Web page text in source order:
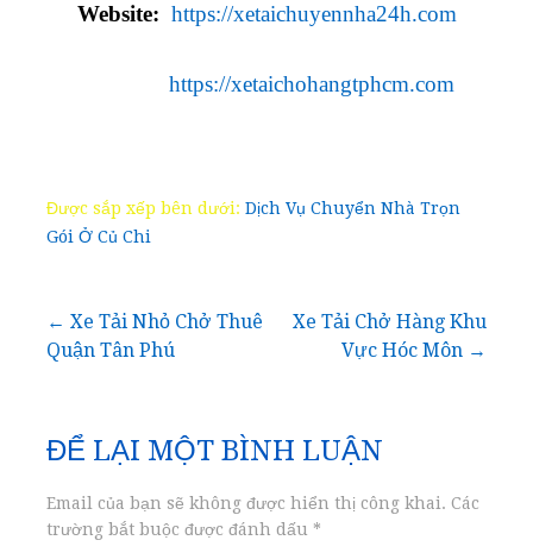
Website: https://xetaichuyennha24h.com
https://xetaichohangtphcm.com
Được sắp xếp bên dưới: Dịch Vụ Chuyển Nhà Trọn
Gói Ở Củ Chi
Điều
bài
viết
← Xe Tải Nhỏ Chở Thuê
Quận Tân Phú
Xe Tải Chở Hàng Khu
Vực Hóc Môn →
ĐỂ LẠI MỘT BÌNH LUẬN
Email của bạn sẽ không được hiển thị công khai. Các
trường bắt buộc được đánh dấu *